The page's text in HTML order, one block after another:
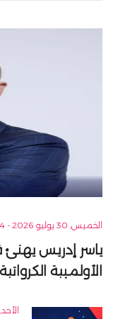
الخميس, 30 يوليو 2026 - 06:54 م
ياسر إدريس يهنئ
الأولمبية الكرواتية
الأحد, 12 يوليو 2026 - 12:47 ص